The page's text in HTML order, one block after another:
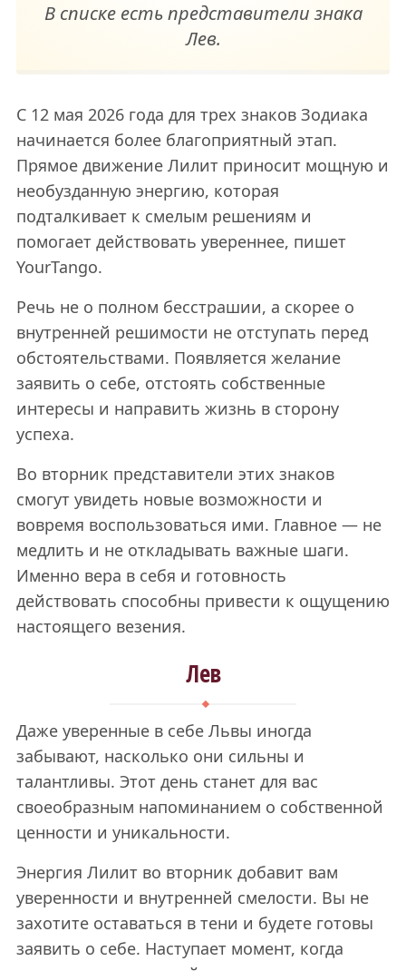
В списке есть представители знака
Лев.
С 12 мая 2026 года для трех знаков Зодиака
начинается более благоприятный этап.
Прямое движение Лилит приносит мощную и
необузданную энергию, которая
подталкивает к смелым решениям и
помогает действовать увереннее, пишет
YourTango.
Речь не о полном бесстрашии, а скорее о
внутренней решимости не отступать перед
обстоятельствами. Появляется желание
заявить о себе, отстоять собственные
интересы и направить жизнь в сторону
успеха.
Во вторник представители этих знаков
смогут увидеть новые возможности и
вовремя воспользоваться ими. Главное — не
медлить и не откладывать важные шаги.
Именно вера в себя и готовность
действовать способны привести к ощущению
настоящего везения.
Лев
Даже уверенные в себе Львы иногда
забывают, насколько они сильны и
талантливы. Этот день станет для вас
своеобразным напоминанием о собственной
ценности и уникальности.
Энергия Лилит во вторник добавит вам
уверенности и внутренней смелости. Вы не
захотите оставаться в тени и будете готовы
заявить о себе. Наступает момент, когда